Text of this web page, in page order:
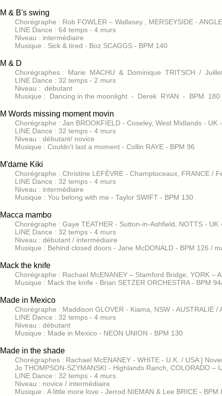
M & B's swing
Chorégraphe : Rob FOWLER – Wallasey , MERSEYSIDE -
LINE Dance : 64 temps - 4 murs
Niveau : intermédiaire
Musique : Sick & tired - Boz SCAGGS - BPM 140
M & D
Chorégraphes : Marie MACHU & Dominique TRITSCH /
LINE Dance : 32 temps - 2 murs
Niveau : débutant
Musique : Dancing in the moonlight - Derek RYAN - BPM 180
M Words missing moment movin
Chorégraphe : Jan BROOKFIELD - Coseley, West Midlands - UK
LINE Dance : 32 temps - 4 murs
Niveau : débutant/ novice
Musique : Couldn’t last a moment - Collin RAYE - BPM 96
M'dame Kiki
Chorégraphe : Christine LEFÈVRE - Champtoceaux, FRANCE /
LINE Dance : 32 temps - 4 murs
Niveau : intermédiaire
Musique : You belong with me - Taylor SWIFT - BPM 130
Macca mambo
Chorégraphe : Gaye TEATHER - Sutton-in-Ashfield, NOTTS - UK
LINE Dance : 32 temps - 4 murs
Niveau : débutant / intermédiaire
Musique : Behind closed doors - Jane McDONALD - BPM 126 /
Mack the knife
Chorégraphe : Rachael McENANEY – Stamford Bridge, YORK
Musique : Mack the knife - Brian SETZER ORCHESTRA - BPM
Made in Mexico
Chorégraphe : Maddison GLOVER - Kiama, NSW - AUSTRALIE /
LINE Dance : 32 temps - 4 murs
Niveau : débutant
Musique : Made in Mexico - NEON UNION - BPM 130
Made in the shade
Chorégraphes : Rachael McENANEY - WHITE - U.K. / USA ]
Jo THOMPSON-SZYMANSKI - Highlands Ranch, COLORADO –
LINE Dance : 32 temps - 4 murs
Niveau : novice / intermédiaire
Musique : A little more love - Jerrod NIEMAN & Lee BRICE - BPM